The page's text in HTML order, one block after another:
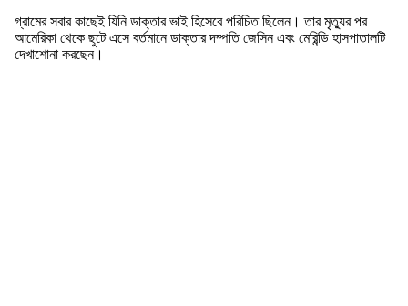
গ্রামের সবার কাছেই যিনি ডাক্তার ভাই হিসেবে পরিচিত ছিলেন। তার মৃত্যুর পর
আমেরিকা থেকে ছুটে এসে বর্তমানে ডাক্তার দম্পতি জেসিন এবং মেরিন্ডি হাসপাতালটি
দেখাশোনা করছেন।